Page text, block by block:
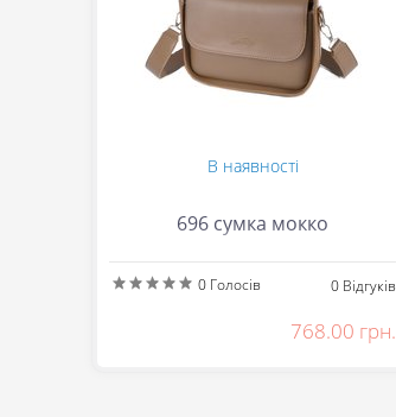
В наявності
696 сумка мокко
0 Голосів 0 Відгуків
768.00 грн.